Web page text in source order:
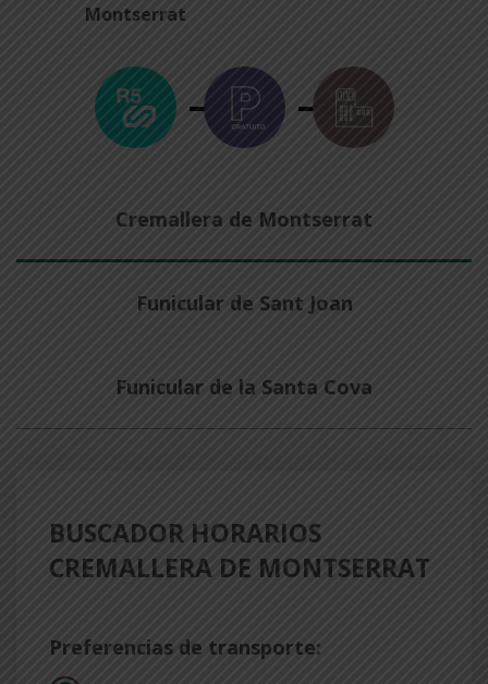
Montserrat
Cremallera de Montserrat
Funicular de Sant Joan
Funicular de la Santa Cova
BUSCADOR HORARIOS
CREMALLERA DE MONTSERRAT
Preferencias de transporte: